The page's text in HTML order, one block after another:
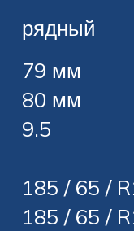
рядный
79 мм
80 мм
9.5
185 / 65 /
185 / 65 /